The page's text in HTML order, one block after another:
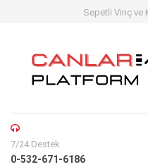
Sepetli Vinç ve
7/24 Destek
0-532-671-6186